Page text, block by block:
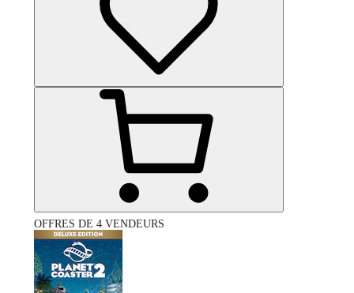
OFFRES DE 4 VENDEURS